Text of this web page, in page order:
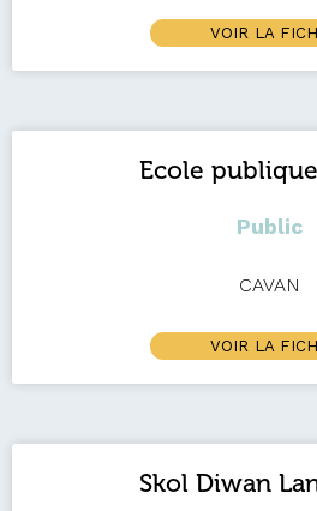
VOIR LA
Ecole
Public
CAVAN
VOIR LA
Skol Diwan